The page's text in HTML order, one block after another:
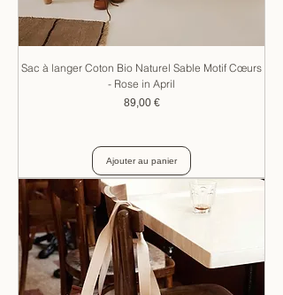
Sac à langer Coton Bio Naturel Sable Motif Cœurs
- Rose in April
Prix
89,00 €
Ajouter au panier